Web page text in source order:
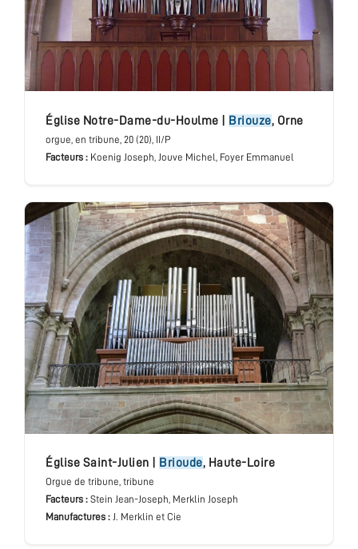
église Notre-Dame-du-Houlme Briouze, Orne
orgue, en tribune, 20 (20), II/P
Facteurs : Koenig Joseph, Jouve Michel, Foyer Emmanuel
église Saint-Julien Brioude, Haute-Loire
Orgue de tribune, tribune
Facteurs : Stein Jean-Joseph, Merklin Joseph
Manufactures : J. Merklin et Cie